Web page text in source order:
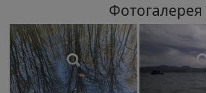
Фотогалерея